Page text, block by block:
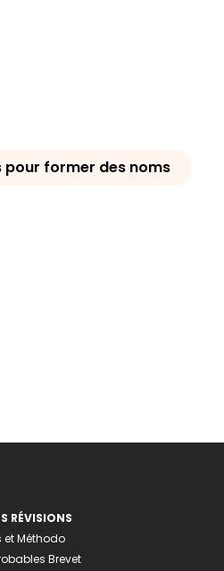
pour former des noms
RÉVISIONS
et Méthodo
Brevet